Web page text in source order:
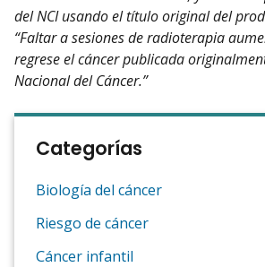
del NCI usando el título original del
“Faltar a sesiones de radioterapia
regrese el cáncer publicada
Nacional del Cáncer.”
Categorías
Biología del cáncer
Riesgo de cáncer
Cáncer infantil